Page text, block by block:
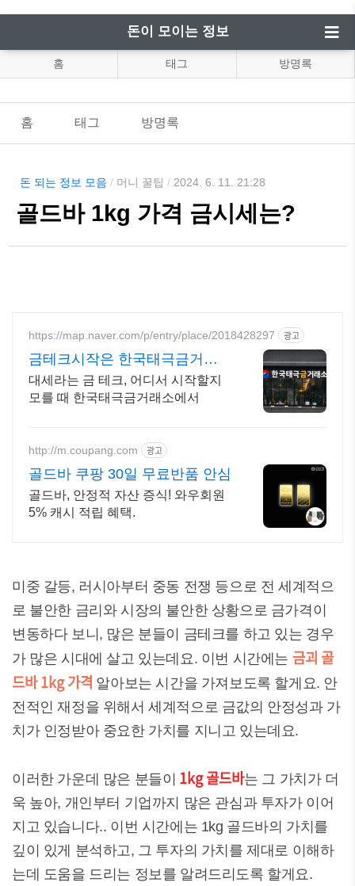
돈이 모이는 정보
홈 태그 방명록
홈 태그 방명록
돈 되는 정보 모음 / 머니 꿀팁 / 2024. 6. 11. 21:28
골드바 1kg 가격 금시세는?
https://map.naver.com/p/entry/place/2018428297 광고
금테크시작은 한국태극금거래
소
대세라는 금 테크, 어디서 시작할지
모를 때 한국태극금거래소에서
http://m.coupang.com 광고
골드바 쿠팡 30일 무료반품 안심
골드바, 안정적 자산 증식! 와우회원
5% 캐시 적립 혜택.
미중 갈등, 러시아부터 중동 전쟁 등으로 전 세계적으
로 불안한 금리와 시장의 불안한 상황으로 금가격이
변동하다 보니, 많은 분들이 금테크를 하고 있는 경우
가 많은 시대에 살고 있는데요. 이번 시간에는 금괴 골
드바 1kg 가격 알아보는 시간을 가져보도록 할게요. 안
전적인 재정을 위해서 세계적으로 금값의 안정성과 가
치가 인정받아 중요한 가치를 지니고 있는데요.
이러한 가운데 많은 분들이 1kg 골드바는 그 가치가 더
욱 높아, 개인부터 기업까지 많은 관심과 투자가 이어
지고 있습니다.. 이번 시간에는 1kg 골드바의 가치를
깊이 있게 분석하고, 그 투자의 가치를 제대로 이해하
는데 도움을 드리는 정보를 알려드리도록 할게요.